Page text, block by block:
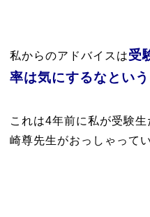
私からのアドバイスは受
率は気にするなという
これは4年前に私が受験
崎尊先生がおっしゃって